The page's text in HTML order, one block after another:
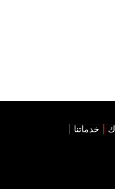
خدماتنا